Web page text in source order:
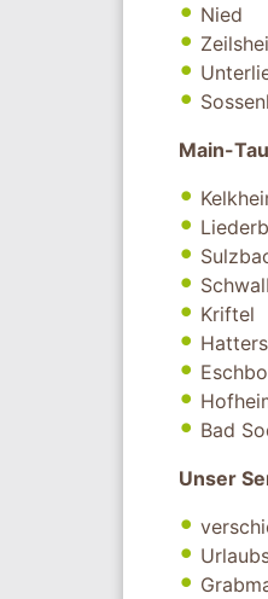
Nied
Main-
Kriftel
Bad
Unser